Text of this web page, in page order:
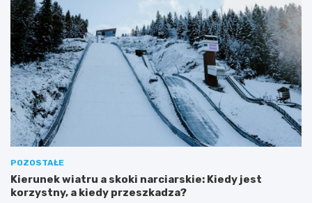
POZOSTAŁE
Kierunek wiatru a skoki narciarskie: Kiedy jest
korzystny, a kiedy przeszkadza?